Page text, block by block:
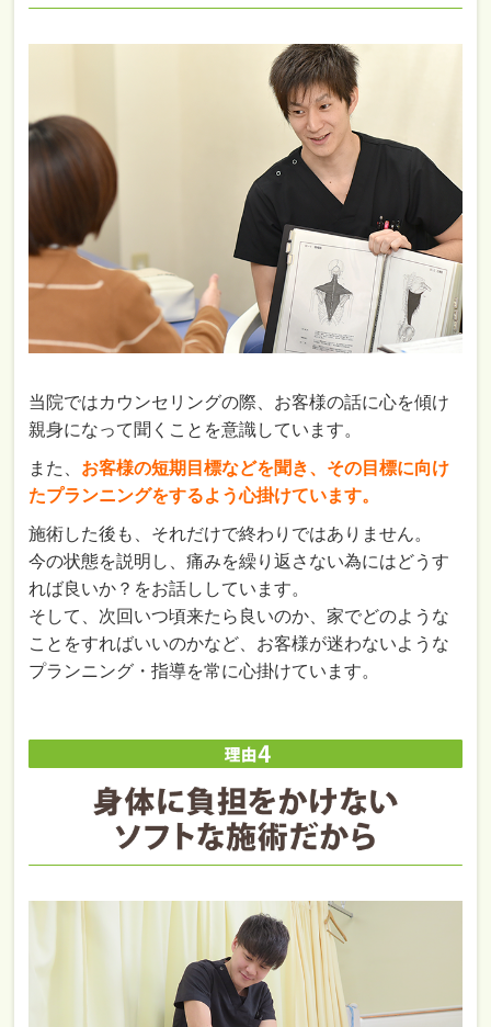
当院ではカウンセリングの際、お客様の話に心を傾け
親身になって聞くことを意識しています。
また、 お客様の短期目標などを聞き、その目標に向け
たプランニングをするよう心掛けています。
施術した後も、それだけで終わりではありません。
今の状態を説明し、痛みを繰り返さない為にはどうす
れば良いか？をお話ししています。
そして、次回いつ頃来たら良いのか、家でどのような
ことをすればいいのかなど、お客様が迷わないような
プランニング・指導を常に心掛けています。